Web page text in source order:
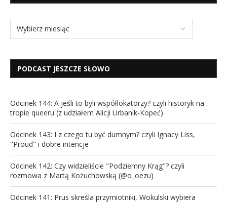
PODCAST JESZCZE SŁOWO
Odcinek 144: A jeśli to byli współlokatorzy? czyli historyk na
tropie queeru (z udziałem Alicji Urbanik-Kopeć)
Odcinek 143: I z czego tu być dumnym? czyli Ignacy Liss,
"Proud" i dobre intencje
Odcinek 142: Czy widzieliście "Podziemny Krąg"? czyli
rozmowa z Martą Kożuchowską (@o_oezu)
Odcinek 141: Prus skreśla przymiotniki, Wokulski wybiera